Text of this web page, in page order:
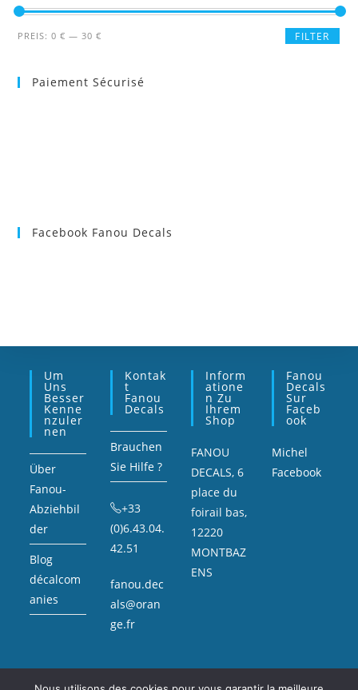
Min.
Max.
FILTER
PREIS:0 € —30 €
Paiement Sécurisé
Facebook Fanou Decals
Um
Uns
Besser
Kenne
Nzuler
Nen
Über
Fanou-
Abziehbil
der
Blog
décalcom
anies
Kontak
T
Fanou
Decals
Brauchen
Sie Hilfe ?
+33
(0)6.43.04.
42.51
fanou.dec
als@oran
ge.fr
Inform
Atione
N Zu
Ihrem
Shop
FANOU
DECALS, 6
place du
foirail bas,
12220
MONTBAZ
ENS
Fanou
Decals
Sur
Faceb
Ook
Michel
Facebook